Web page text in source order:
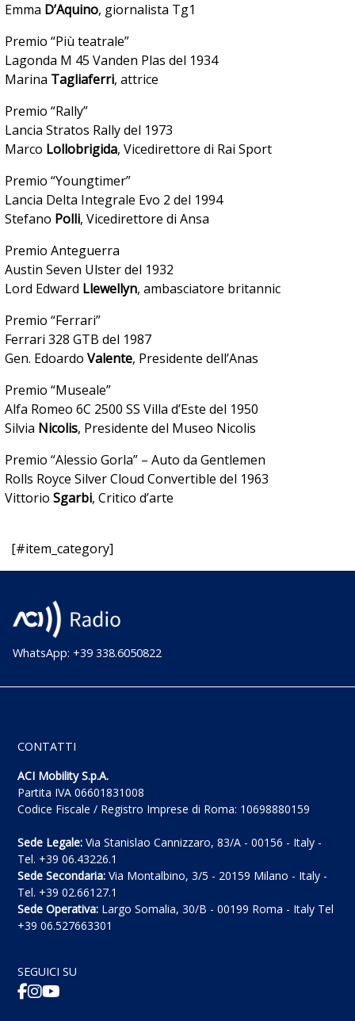
Emma D’Aquino, giornalista Tg1
Premio “Più teatrale”
Lagonda M 45 Vanden Plas del 1934
Marina Tagliaferri, attrice
Premio “Rally”
Lancia Stratos Rally del 1973
Marco Lollobrigida, Vicedirettore di Rai Sport
Premio “Youngtimer”
Lancia Delta Integrale Evo 2 del 1994
Stefano Polli, Vicedirettore di Ansa
Premio Anteguerra
Austin Seven Ulster del 1932
Lord Edward Llewellyn, ambasciatore britannic
Premio “Ferrari”
Ferrari 328 GTB del 1987
Gen. Edoardo Valente, Presidente dell’Anas
Premio “Museale”
Alfa Romeo 6C 2500 SS Villa d’Este del 1950
Silvia Nicolis, Presidente del Museo Nicolis
Premio “Alessio Gorla” – Auto da Gentlemen
Rolls Royce Silver Cloud Convertible del 1963
Vittorio Sgarbi, Critico d’arte
[#item_category]
WhatsApp: +39 338.6050822
CONTATTI
ACI Mobility S.p.A.
Partita IVA 06601831008
Codice Fiscale / Registro Imprese di Roma: 10698880159
Sede Legale: Via Stanislao Cannizzaro, 83/A - 00156 - Italy -
Tel. +39 06.43226.1
Sede Secondaria: Via Montalbino, 3/5 - 20159 Milano - Italy -
Tel. +39 02.66127.1
Sede Operativa: Largo Somalia, 30/B - 00199 Roma - Italy Tel
+39 06.527663301
SEGUICI SU